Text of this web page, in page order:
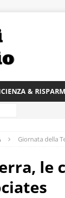
&
Giornata della
le